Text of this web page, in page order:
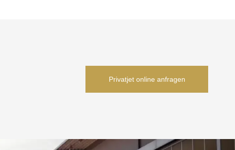
Privatjet online anfragen